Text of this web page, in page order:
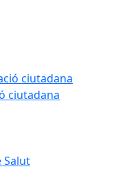
ciutadana
ciutadana
Salut